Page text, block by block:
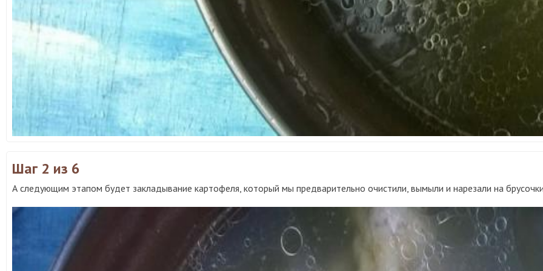
Шаг 2 из 6
А следующим этапом будет закладывание картофеля, который мы предварительно очистили, вымыли и нарезали на